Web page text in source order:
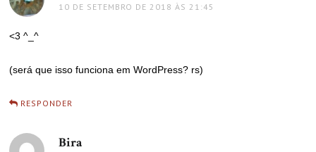
10 DE SETEMBRO DE 2018 ÀS 21:45
<3 ^_^
(será que isso funciona em WordPress? rs)
RESPONDER
Bira